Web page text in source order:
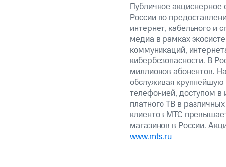
Публичное
России по
интернет, кабельного и
медиа в рамках
коммуникаций,
кибербезопасности. В
миллионов абонентов.
обслуживая
телефонией, доступом в
платного ТВ в
клиентов МТС
магазинов в России.
www.mts.ru